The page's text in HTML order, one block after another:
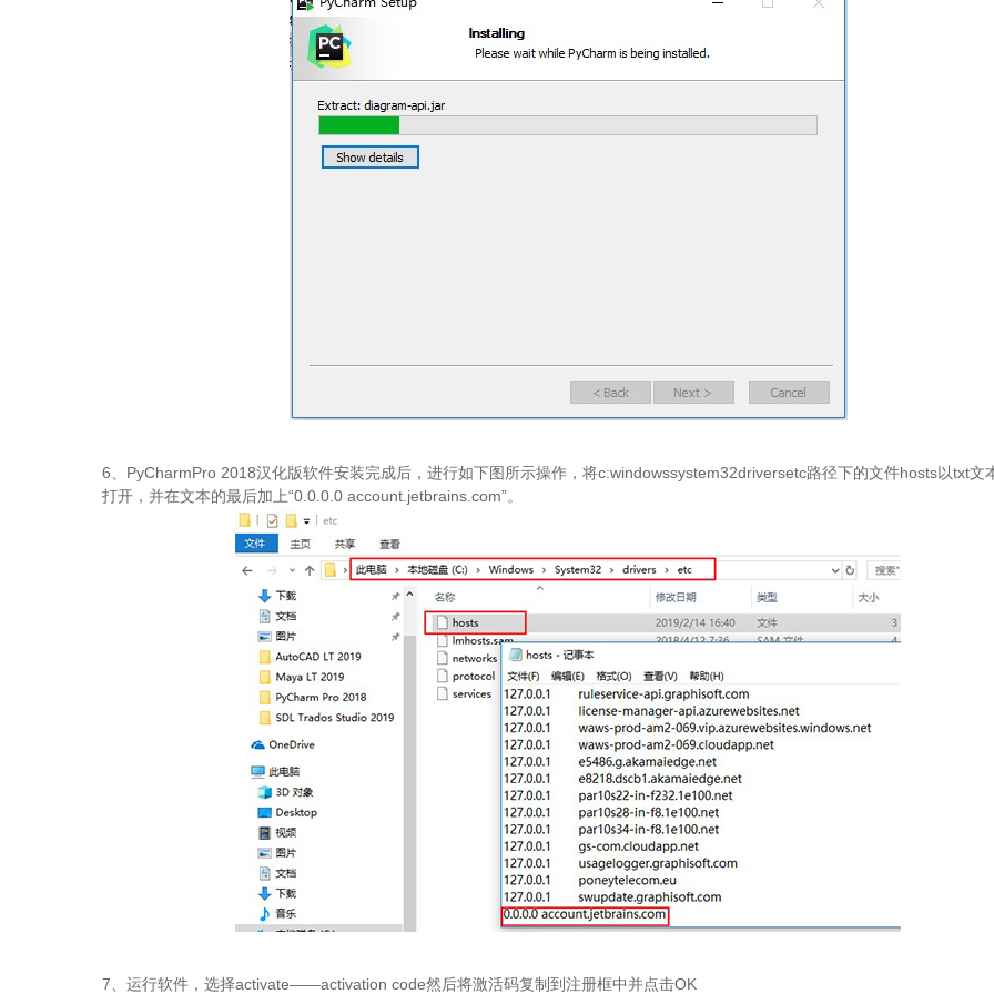
6、PyCharmPro 2018汉化版软件安装完成后，进行如下图所示操作，将c:windowssystem32driversetc路径下的文件hosts以txt文
打开，并在文本的最后加上“0.0.0.0 account.jetbrains.com”。
7、运行软件，选择activate——activation code然后将激活码复制到注册框中并点击OK